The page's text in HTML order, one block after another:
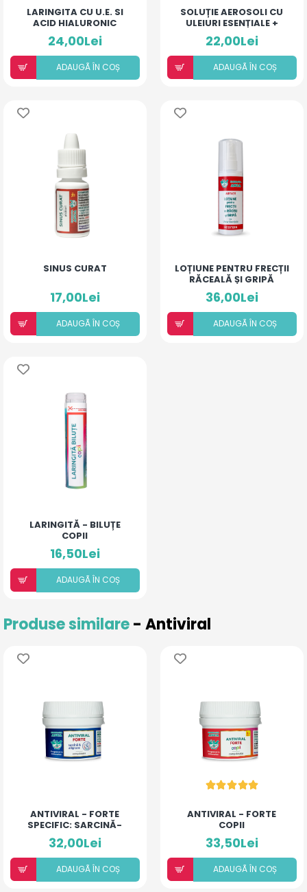
LARINGITA CU U.E. SI
ACID HIALURONIC
(PIERSICĂ ȘI MANGO)
24,00Lei
ADAUGÃ ÎN COȘ
SOLUȚIE AEROSOLI CU
ULEIURI ESENȚIALE +
DEXAMETAZONĂ
22,00Lei
ADAUGÃ ÎN COȘ
SINUS CURAT
17,00Lei
ADAUGÃ ÎN COȘ
LOȚIUNE PENTRU FRECȚII
RĂCEALĂ ȘI GRIPĂ
36,00Lei
ADAUGÃ ÎN COȘ
LARINGITĂ - BILUȚE
COPII
16,50Lei
ADAUGÃ ÎN COȘ
Produse similare- Antiviral
ANTIVIRAL - FORTE
SPECIFIC: SARCINĂ-
ALĂPTARE
32,00Lei
ADAUGÃ ÎN COȘ
ANTIVIRAL - FORTE
COPII
33,50Lei
ADAUGÃ ÎN COȘ